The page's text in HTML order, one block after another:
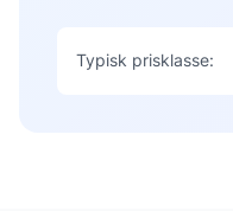
Typisk prisklasse: